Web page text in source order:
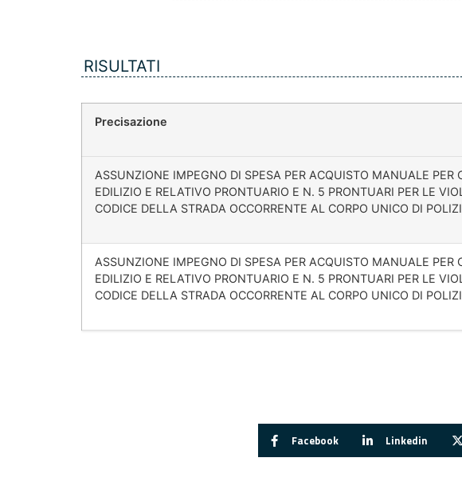
RISULTATI
Precisazione
ASSUNZIONE IMPEGNO DI SPESA PER ACQUISTO MANUALE PER
EDILIZIO E RELATIVO PRONTUARIO E N. 5 PRONTUARI PER LE
CODICE DELLA STRADA OCCORRENTE AL CORPO UNICO DI
ASSUNZIONE IMPEGNO DI SPESA PER ACQUISTO MANUALE PER
EDILIZIO E RELATIVO PRONTUARIO E N. 5 PRONTUARI PER LE
CODICE DELLA STRADA OCCORRENTE AL CORPO UNICO DI
Facebook Linkedin